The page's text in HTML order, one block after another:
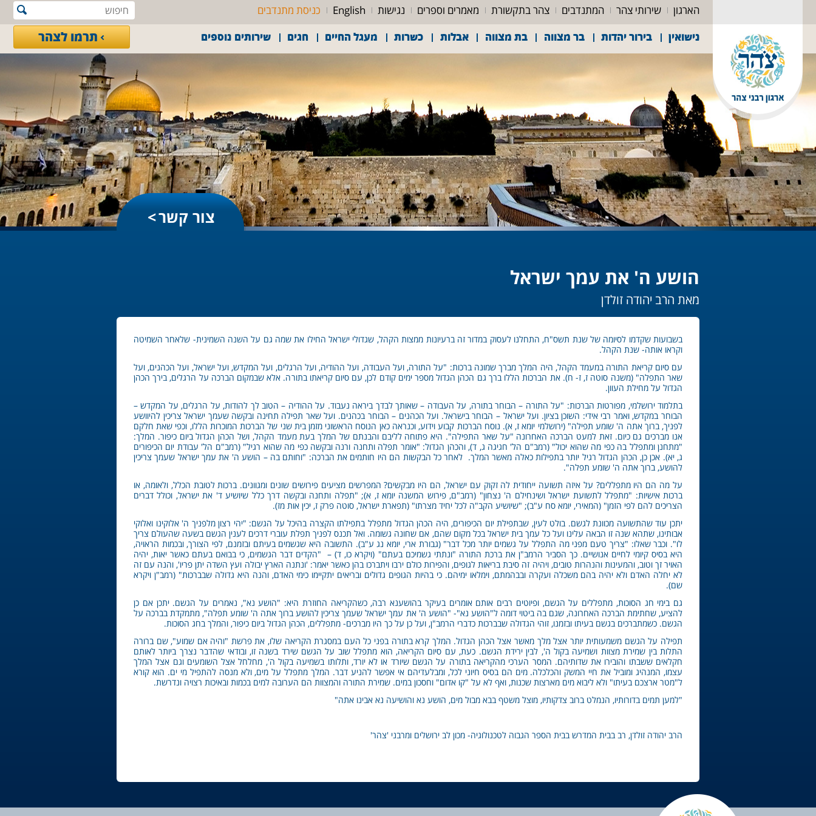
הארגון שירותי צהר המתנדבים צהר בתקשורת מאמרים וספרים נגישות English
כניסת מתנדבים
נישואין
בירור יהדות בר מצווה בת מצווה אבלות כשרות מעגל החיים חגים שירותים נוספים תרמו לצהר
צור קשר
הושע ה' את עמך ישראל
מאת הרב יהודה זולדן
בשבועות שקדמו לסיומה של שנת תשס"ח, התחלנו לעסוק במדור זה ברעיונות ממצות הקהל, שגדולי ישראל החילו את שמה גם על השנה השמינית- שלאחר השמיטה
וקראו אותה- שנת הקהל.
עם סיום קריאת התורה במעמד הקהל, היה המלך מברך שמונה ברכות: "על התורה, ועל העבודה, ועל ההודיה, ועל הרגלים, ועל המקדש, ועל ישראל, ועל הכהנים, ועל
שאר התפלה" (משנה סוטה ז, ז- ח). את הברכות הללו ברך גם הכהן הגדול מספר ימים קודם לכן, עם סיום קריאתו בתורה. אלא שבמקום הברכה על הרגלים, בירך הכהן
הגדול על מחילת העוון.
בתלמוד ירושלמי, מפורטות הברכות: "על התורה – הבוחר בתורה, על העבודה – שאותך לבדך ביראה נעבוד. על ההודיה – הטוב לך להודות, על הרגלים, על המקדש –
הבוחר במקדש, ואמר רבי אידי: השוכן בציון. ועל ישראל – הבוחר בישראל. ועל הכהנים – הבוחר בכהנים. ועל שאר תפילה תחינה ובקשה שעמך ישראל צריכין להיוושע
לפניך, ברוך אתה ה' שומע תפילה" (ירושלמי יומא ז, א). נוסח הברכות קבוע וידוע, וכנראה כאן הנוסח הראשוני מזמן בית שני של הברכות המוכרות הללו, וכפי שאת חלקם
אנו מברכים גם כיום. זאת למעט הברכה האחרונה "על שאר התפילה". היא פתוחה לליבם והבנתם של המלך בעת מעמד הקהל, ושל הכהן הגדול ביום כיפור. המלך:
"מתחנן ומתפלל בה כפי מה שהוא יכול" (רמב"ם הל' חגיגה ג, ד), והכהן הגדול: "אומר תפלה ותחנה ורנה ובקשה כפי מה שהוא רגיל" (רמב"ם הל' עבודת יום הכיפורים
ג, יא). אכן כן, הכהן הגדול רגיל יותר בתפילות כאלה מאשר המלך. לאחר כל הבקשות הם היו חותמים את הברכה: "וחותם בה – הושע ה' את עמך ישראל שעמך צריכין
להושע, ברוך אתה ה' שומע תפלה".
על מה הם היו מתפללים? על איזה תשועה ייחודית לה זקוק עם ישראל, הם היו מבקשים? המפרשים מציעים פירושים שונים ומגוונים. ברכות לטובת הכלל, ולאומה, או
ברכות אישיות: "מתפלל לתשועת ישראל ושינחילם ה' נצחון" (רמב"ם, פירוש המשנה יומא ז, א); "תפלה ותחנה ובקשה דרך כלל שיושיע ד' את ישראל, וכולל דברים
הצריכים להם לפי הזמן" (המאירי, יומא סח ע"ב); "שיושיע הקב"ה לכל יחיד מצרתו" (תפארת ישראל, סוטה פרק ז, יכין אות מז).
יתכן עוד שהתשועה מכוונת לגשם. בולט לעין, שבתפילת יום הכיפורים, היה הכהן הגדול מתפלל בתפילתו הקצרה בהיכל על הגשם: "יהי רצון מלפניך ה' אלוקינו ואלוקי
אבותינו, שתהא שנה זו הבאה עלינו ועל כל עמך בית ישראל בכל מקום שהם, אם שחונה גשומה. ואל תכנס לפניך תפלת עוברי דרכים לענין הגשם בשעה שהעולם צריך
לו". וכבר שאלו: "צריך טעם מפני מה התפלל על גשמים יותר מכל דבר" (גבורת ארי, יומא נג ע"ב). התשובה היא שגשמים בעיתם ובזמנם, לפי הצורך, ובכמות הראויה,
היא בסיס קיומי לחיים אנושיים. כך הסביר הרמב"ן את ברכת התורה "ונתתי גשמיכם בעתם" (ויקרא כו, ד) – "הקדים דבר הגשמים, כי בבואם בעתם כאשר יאות, יהיה
האויר זך וטוב, והמעינות והנהרות טובים, ויהיה זה סיבת בריאות לגופים, והפירות כולם ירבו ויתברכו בהן כאשר יאמר: 'ונתנה הארץ יבולה ועץ השדה יתן פריו', והנה עם זה
לא יחלה האדם ולא יהיה בהם משכלה ועקרה ובבהמתם, וימלאו ימיהם. כי בהיות הגופים גדולים ובריאים יתקיימו כימי האדם, והנה היא גדולה שבברכות" (רמב"ן ויקרא
שם).
גם בימי חג הסוכות, מתפללים על הגשם, ופיוטים רבים אותם אומרים בעיקר בהושענא רבה, כשהקריאה החוזרת היא: "הושע נא", נאמרים על הגשם. יתכן אם כן
להציע, שחתימת הברכה האחרונה, שגם בה ביטוי דומה ל"הושע נא"- "הושע ה' את עמך ישראל שעמך צריכין להושע ברוך אתה ה' שומע תפלה", מתמקדת בברכה על
הגשם. כשמתברכים בגשם בעיתו ובזמנו, זוהי הגדולה שבברכות כדברי הרמב"ן, ועל כן על כך היו מברכים- מתפללים, הכהן הגדול ביום כיפור, והמלך בחג הסוכות.
תפילה על הגשם משמעותית יותר אצל מלך מאשר אצל הכהן הגדול. המלך קרא בתורה בפני כל העם במסגרת הקריאה שלו, את פרשת "והיה אם שמוע", שם ברורה
התלות בין שמירת מצוות ושמיעה בקול ה', לבין ירידת הגשם. כעת, עם סיום הקריאה, הוא מתפלל שוב על הגשם שירד בשנה זו, ובודאי שהדבר נצרך ביותר לאותם
חקלאים ששבתו והובירו את שדותיהם. המסר הערכי מהקריאה בתורה על הגשם שיורד או לא יורד, ותלותו בשמיעה בקול ה', מחלחל אצל השומעים וגם אצל המלך
עצמו, המנהיג ומוביל את חיי המשק והכלכלה. מים הם בסיס חיוני לכל, ומבלעדיהם אי אפשר להניע דבר. המלך מתפלל על מים, ולא מנסה להתפיל מי ים. הוא קורא
ל"מטר ארצכם בעיתו" ולא ליבוא מים מארצות שכנות, ואף לא על "קו אדום" וחסכון במים. שמירת התורה והמצוות הם הערובה למים בכמות ובאיכות רצויה ונדרשת.
"למען תמים בדורותיו, הנמלט ברוב צדקותיו, מוצל משטף בבא מבול מים, הושע נא והושיעה נא אבינו אתה"
הרב יהודה זולדן, רב בבית המדרש בבית הספר הגבוה לטכנולוגיה- מכון לב ירושלים ומרבני 'צהר'